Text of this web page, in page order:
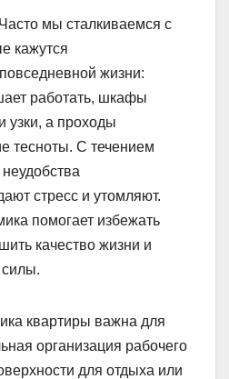
мы сталкиваемся с
кажутся
жизни:
работать, шкафы
узки, а проходы
тесноты. С течением
стресс и утомляют.
помогает избежать
качество жизни и
квартиры важна для
организация рабочего
для отдыха или